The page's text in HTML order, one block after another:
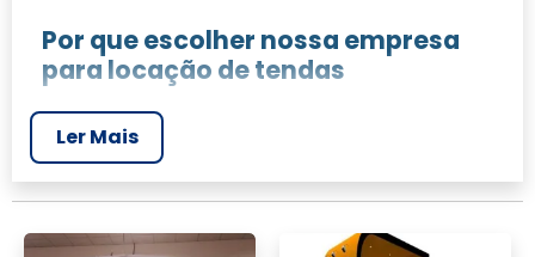
Por que escolher nossa empresa
para locação de tendas
JR Tendas é referência em Campinas e região
quando se trata de aluguel de tendas para
casamento. Nossa empresa oferece soluções
seja único e especial. Com nossa equipe de
Ler Mais